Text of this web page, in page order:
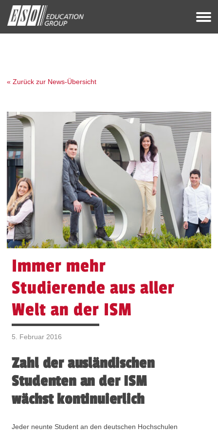
« Zurück zur News-Übersicht
Immer mehr
Studierende aus aller
Welt an der ISM
5. Februar 2016
Zahl der ausländischen
Studenten an der ISM
wächst kontinuierlich
Jeder neunte Student an den deutschen Hochschulen